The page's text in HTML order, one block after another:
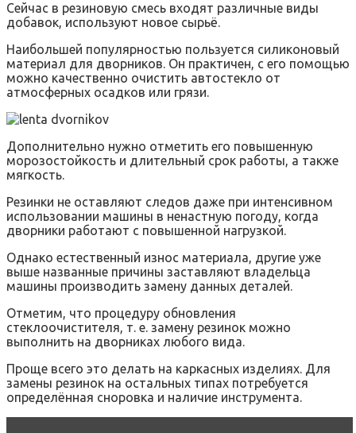
Сейчас в резиновую смесь входят различные виды
добавок, используют новое сырьё.
Наибольшей популярностью пользуется силиконовый
материал для дворников. Он практичен, с его помощью
можно качественно очистить автостекло от
атмосферных осадков или грязи.
Дополнительно нужно отметить его повышенную
морозостойкость и длительный срок работы, а также
мягкость.
Резинки не оставляют следов даже при интенсивном
использовании машины в ненастную погоду, когда
дворники работают с повышенной нагрузкой.
Однако естественный износ материала, другие уже
выше названные причины заставляют владельца
машины производить замену данных деталей.
Отметим, что процедуру обновления
стеклоочистителя, т. е. замену резинок можно
выполнить на дворниках любого вида.
Проще всего это делать на каркасных изделиях. Для
замены резинок на остальных типах потребуется
определённая сноровка и наличие инструмента.